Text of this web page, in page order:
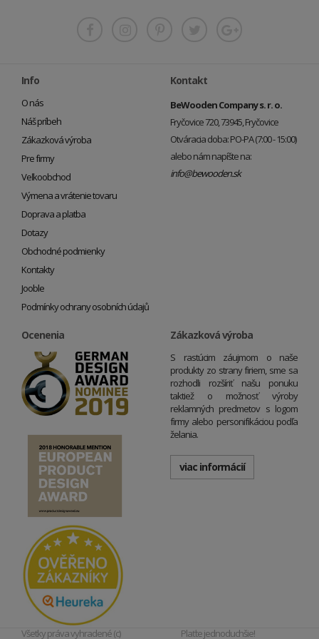
Info
O nás
Náš príbeh
Zákazková výroba
Pre firmy
Veľkoobchod
Výmena a vrátenie tovaru
Doprava a platba
Dotazy
Obchodné podmienky
Kontakty
Jooble
Podmínky ochrany osobních údajů
Kontakt
BeWooden Company s. r. o.
Fryčovice 720, 73945, Fryčovice
Otváracia doba: PO-PA (7:00 - 15:00)
alebo nám napíšte na:
info@bewooden.sk
Ocenenia Zákazková výroba
S rastúcim záujmom o naše
produkty zo strany firiem, sme sa
rozhodli rozšíriť našu ponuku
taktiež o možnosť výroby
reklamných predmetov s logom
firmy alebo personifikáciou podľa
želania.
viac informácií
Všetky práva vyhradené (c)
Plaťte jednoduchšie!